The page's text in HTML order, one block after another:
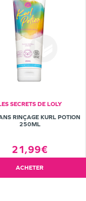
SECRETS DE LOLY
RINÇAGE KURL POTION
250ML
21,99€
ACHETER